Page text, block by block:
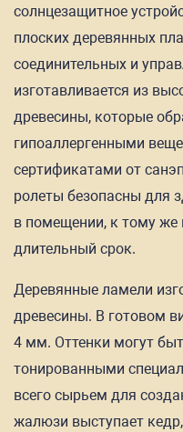
солнцезащитное
плоских деревянных
соединительных и
изготавливается из
древесины, которые
гипоаллергенными
сертификатами от
ролеты безопасны для
в помещении, к тому же
длительный срок.
Деревянные ламели
древесины. В готовом
4 мм. Оттенки могут
тонированными
всего сырьем для
жалюзи выступает